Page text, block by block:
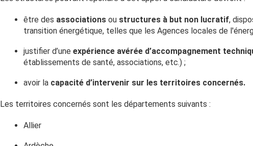
être des associations ou structures à but non lucratif,
transition énergétique, telles que les Agences locales de
justifier d’une expérience avérée d’accompagnement
établissements de santé, associations, etc.) ;
avoir la capacité d’intervenir sur les territoires concernés.
Les territoires concernés sont les départements suivants :
Allier